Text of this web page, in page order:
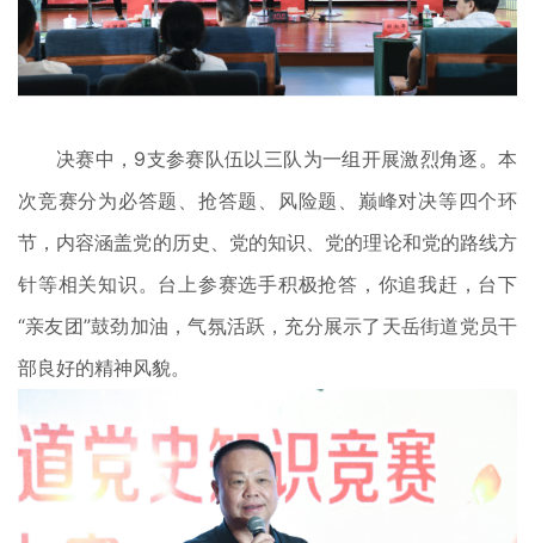
决赛中，9支参赛队伍以三队为一组开展激烈角逐。本
次竞赛分为必答题、抢答题、风险题、巅峰对决等四个环
节，内容涵盖党的历史、党的知识、党的理论和党的路线方
针等相关知识。台上参赛选手积极抢答，你追我赶，台下
“亲友团”鼓劲加油，气氛活跃，充分展示了天岳街道党员干
部良好的精神风貌。